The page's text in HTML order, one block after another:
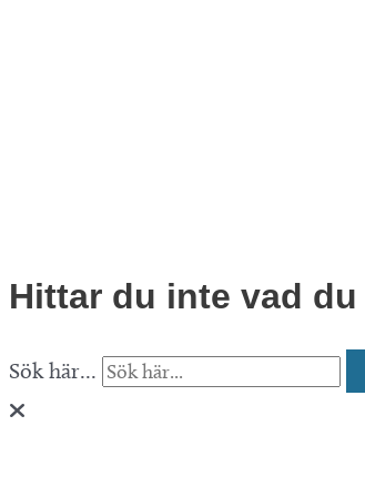
Hittar du inte vad
Sök här...